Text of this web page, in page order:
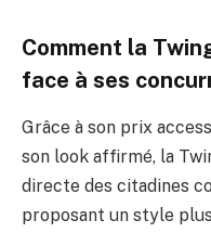
Comment la
face à ses
Grâce à son prix
son look affirmé, la
directe des citadines
proposant un style